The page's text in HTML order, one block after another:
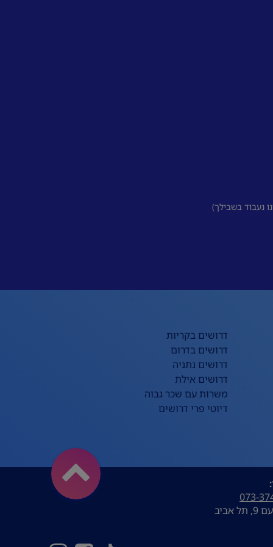
נעבוד בשבילך)
דרושים בקריות
דרושים בדרום
דרושים נתניה
דרושים אילת
משרות עם שכר גבוה
דיוטי פרי דרושים
073-